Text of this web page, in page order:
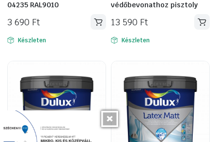
04235 RAL9010
3 690 Ft
Készleten
védőbevonathoz pisztoly
13 590 Ft
Készleten